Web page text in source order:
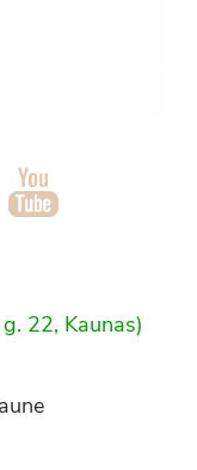
22, Kaunas)